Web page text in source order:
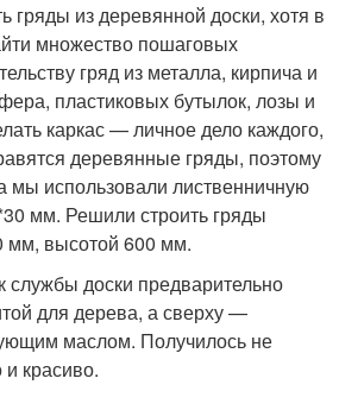
гряды из деревянной доски, хотя в
множество пошаговых
гряд из металла, кирпича и
пластиковых бутылок, лозы и
каркас — личное дело каждого,
деревянные гряды, поэтому
мы использовали лиственничную
мм. Решили строить гряды
мм, высотой 600 мм.
службы доски предварительно
для дерева, а сверху —
маслом. Получилось не
и красиво.